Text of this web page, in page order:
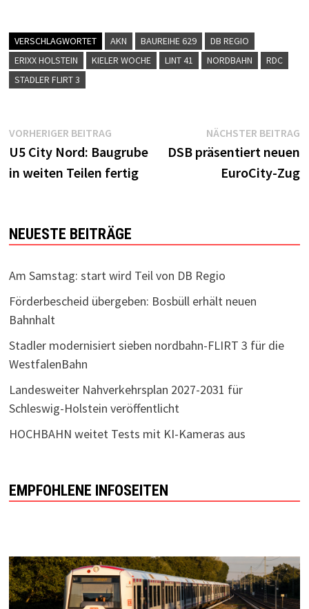
VERSCHLAGWORTET AKN BAUREIHE 629
DB REGIO
ERIXX HOLSTEIN
KIELER WOCHE LINT 41 NORDBAHN
RDC
STADLER FLIRT 3
Beitragsnavigation
VORHERIGER BEITRAGVorheriger
Beitrag:
U5 City Nord: Baugrube
in weiten Teilen fertig
NÄCHSTER BEITRAG
DSB präsentiert neuen
EuroCity-Zug
NEUESTE BEITRÄGE
Am Samstag: start wird Teil von DB Regio
Förderbescheid übergeben: Bosbüll erhält neuen
Bahnhalt
Stadler modernisiert sieben nordbahn-FLIRT 3 für die
WestfalenBahn
Landesweiter Nahverkehrsplan 2027-2031 für
Schleswig-Holstein veröffentlicht
HOCHBAHN weitet Tests mit KI-Kameras aus
EMPFOHLENE INFOSEITEN